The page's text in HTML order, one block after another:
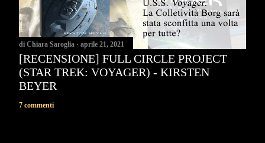
di Chiara Saroglia aprile 21, 2021
[RECENSIONE] FULL CIRCLE PROJECT
(STAR TREK: VOYAGER) - KIRSTEN
BEYER
7 commenti